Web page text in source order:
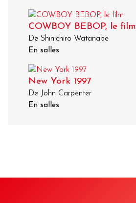
COWBOY BEBOP, le film
De Shinichiro Watanabe
En salles
New York 1997
De John Carpenter
En salles